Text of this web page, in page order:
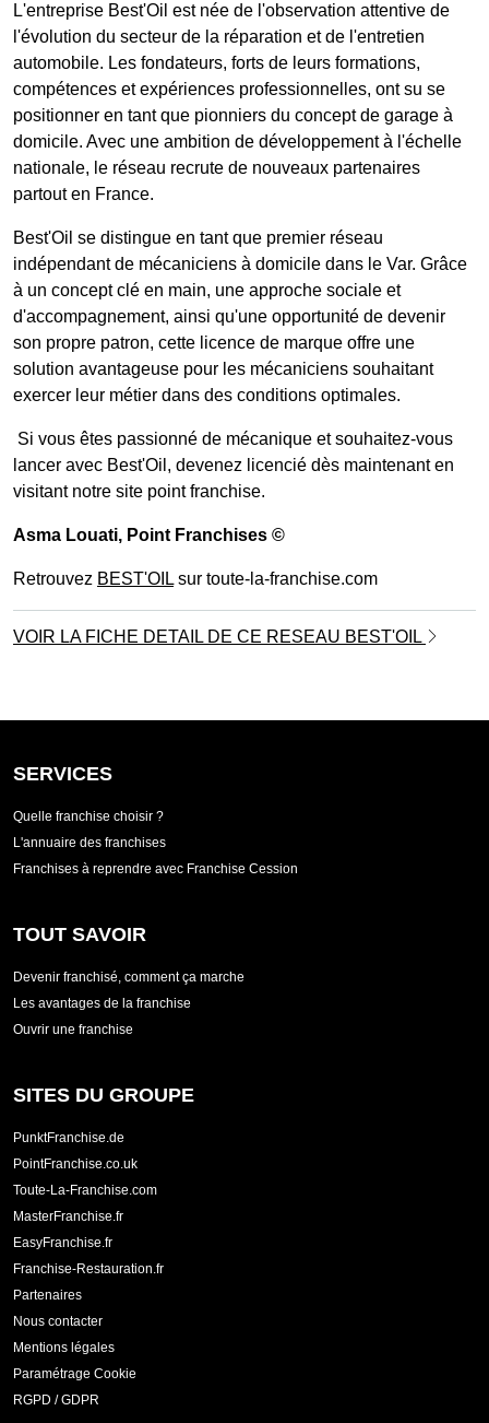
L'entreprise Best'Oil est née de l'observation attentive de
l'évolution du secteur de la réparation et de l'entretien
automobile. Les fondateurs, forts de leurs formations,
compétences et expériences professionnelles, ont su se
positionner en tant que pionniers du concept de garage à
domicile. Avec une ambition de développement à l'échelle
nationale, le réseau recrute de nouveaux partenaires
partout en France.
Best'Oil se distingue en tant que premier réseau
indépendant de mécaniciens à domicile dans le Var. Grâce
à un concept clé en main, une approche sociale et
d'accompagnement, ainsi qu'une opportunité de devenir
son propre patron, cette licence de marque offre une
solution avantageuse pour les mécaniciens souhaitant
exercer leur métier dans des conditions optimales.
Si vous êtes passionné de mécanique et souhaitez-vous
lancer avec Best'Oil, devenez licencié dès maintenant en
visitant notre site point franchise.
Asma Louati, Point Franchises ©
Retrouvez BEST'OIL sur toute-la-franchise.com
VOIR LA FICHE DETAIL DE CE RESEAU BEST'OIL
SERVICES
Quelle franchise choisir ?
L'annuaire des franchises
Franchises à reprendre avec Franchise Cession
TOUT SAVOIR
Devenir franchisé, comment ça marche
Les avantages de la franchise
Ouvrir une franchise
SITES DU GROUPE
PunktFranchise.de
PointFranchise.co.uk
Toute-La-Franchise.com
MasterFranchise.fr
EasyFranchise.fr
Franchise-Restauration.fr
Partenaires
Nous contacter
Mentions légales
Paramétrage Cookie
RGPD / GDPR